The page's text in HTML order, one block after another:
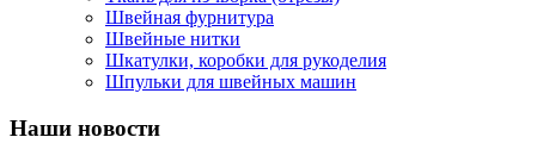
Швейная фурнитура
Швейные нитки
Шкатулки, коробки для рукоделия
Шпульки для швейных машин
Наши новости